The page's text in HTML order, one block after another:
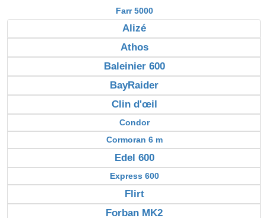
Farr 5000
Alizé
Athos
Baleinier 600
BayRaider
Clin d'œil
Condor
Cormoran 6 m
Edel 600
Express 600
Flirt
Forban MK2